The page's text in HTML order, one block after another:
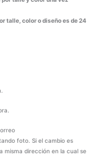
talle, color o diseño es de 24
foto. Si el cambio es
misma dirección en la cual se